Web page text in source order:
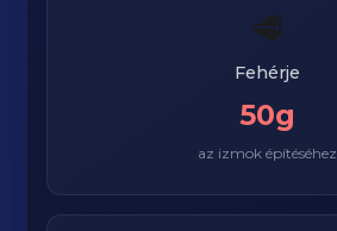
🥩
Fehérje
50g
az izmok építéséhez